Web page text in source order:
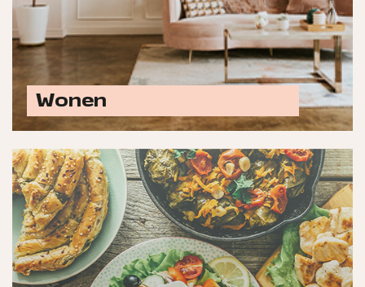
Wonen Ontdek alle woon opties
Laat jouw merk schitteren met advertenties in
titels zoals Delicious, Foodies,
Goedetengezondleven.nl, Landleven, Koken &
Genieten en meer.